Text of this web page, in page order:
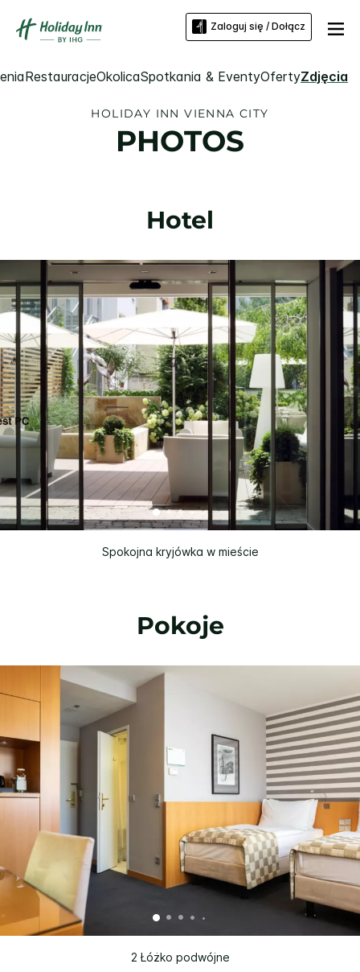
Zaloguj się / Dołącz
RestauracjeOkolicaSpotkania & EventyOfertyZdjęcia
HOLIDAY INN VIENNA CITY
PHOTOS
Hotel
Spokojna kryjówka w mieście
Pokoje
2 Łóżko podwójne